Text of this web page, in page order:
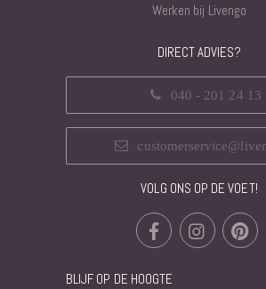
Werken bij Livengo
DIRECT ADVIES?
040 - 201 24 13
VOLG ONS OP DE VOET!
BLIJF OP DE HOOGTE